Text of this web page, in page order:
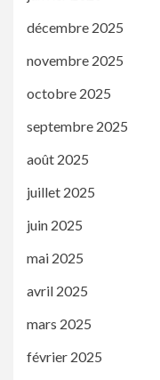
décembre 2025
novembre 2025
octobre 2025
septembre 2025
août 2025
juillet 2025
juin 2025
mai 2025
avril 2025
mars 2025
février 2025